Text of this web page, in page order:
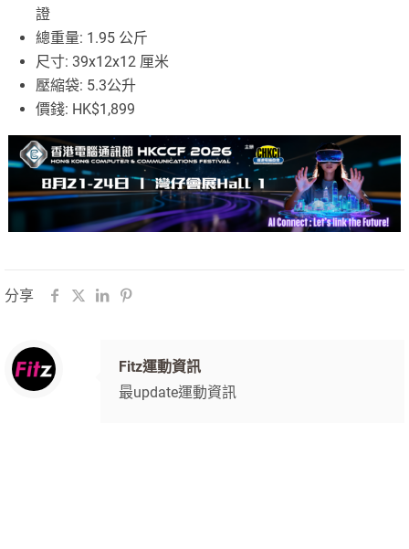
證
總重量: 1.95 公斤
尺寸: 39x12x12 厘米
壓縮袋: 5.3公升
價錢: HK$1,899
分享
Fitz運動資訊
最update運動資訊